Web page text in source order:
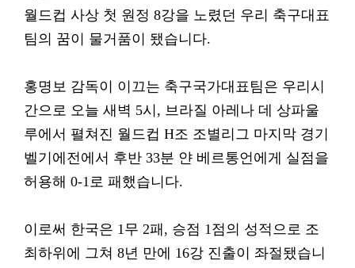
월드컵 사상 첫 원정 8강을 노렸던 우리 축구대표
팀의 꿈이 물거품이 됐습니다.
홍명보 감독이 이끄는 축구국가대표팀은 우리시
간으로 오늘 새벽 5시, 브라질 아레나 데 상파울
루에서 펼쳐진 월드컵 H조 조별리그 마지막 경기
벨기에전에서 후반 33분 얀 베르통언에게 실점을
허용해 0-1로 패했습니다.
이로써 한국은 1무 2패, 승점 1점의 성적으로 조
최하위에 그쳐 8년 만에 16강 진출이 좌절됐습니